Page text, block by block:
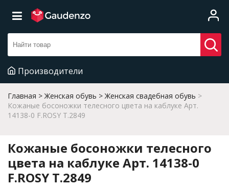
Производители
Главная Женская обувь
Женская свадебная обувь
Кожаные босоножки телесного цвета на каблуке Арт.
14138-0 F.ROSY T.2849
Кожаные босоножки телесного
цвета на каблуке Арт. 14138-0
F.ROSY T.2849